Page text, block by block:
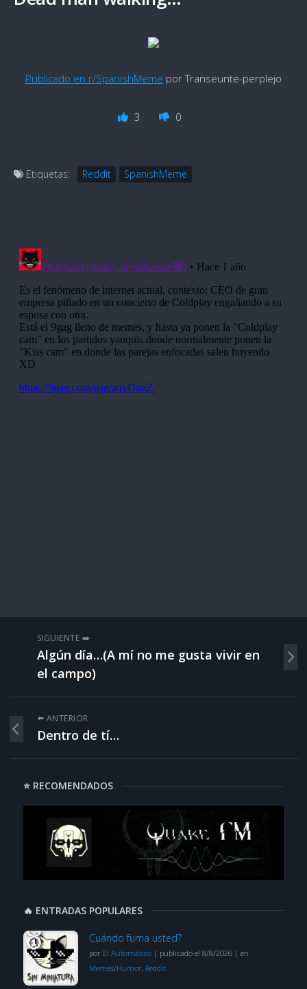
Publicado en r/SpanishMeme por Transeunte-perplejo
3 0
Etiquetas: Reddit SpanishMeme
SIGUIENTE ➡️
Algún día…(A mí no me gusta vivir en
el campo)
⬅️ ANTERIOR
Dentro de tí…
⭐ RECOMENDADOS
🔥 ENTRADAS POPULARES
Cuándo fuma usted?
por El Automático| publicado el 8/8/2026| en
Memes/Humor, Reddit